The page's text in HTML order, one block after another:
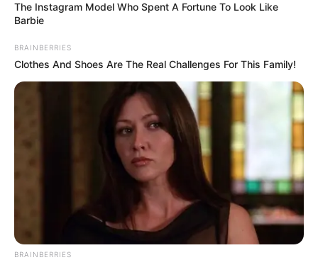
ΕΥΒΟΙΑ
ΣΧΟΛΕΙΑ
The Instagram Model Who Spent A Fortune To Look Like
Barbie
BRAINBERRIES
Clothes And Shoes Are The Real Challenges For This Family!
BRAINBERRIES